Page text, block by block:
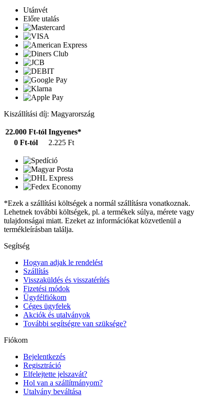
Utánvét
Előre utalás
Kiszállítási díj: Magyarország
22.000 Ft-tól Ingyenes*
0 Ft-tól
2.225 Ft
*Ezek a szállítási költségek a normál szállításra vonatkoznak.
Lehetnek további költségek, pl. a termékek súlya, mérete vagy
tulajdonságai miatt. Ezeket az információkat közvetlenül a
termékleírásban találja.
Segítség
Hogyan adjak le rendelést
Szállítás
Visszaküldés és visszatérítés
Fizetési módok
Ügyfélfiókom
Céges ügyfelek
Akciók és utalványok
További segítségre van szüksége?
Fiókom
Bejelentkezés
Regisztráció
Elfelejtette jelszavát?
Hol van a szállítmányom?
Utalvány beváltása